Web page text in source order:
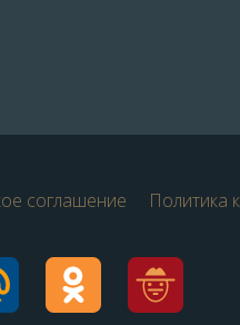
соглашение Политика